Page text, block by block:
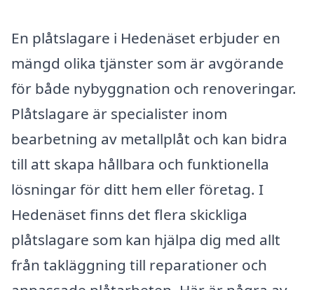
En plåtslagare i Hedenäset erbjuder en
mängd olika tjänster som är avgörande
för både nybyggnation och renoveringar.
Plåtslagare är specialister inom
bearbetning av metallplåt och kan bidra
till att skapa hållbara och funktionella
lösningar för ditt hem eller företag. I
Hedenäset finns det flera skickliga
plåtslagare som kan hjälpa dig med allt
från takläggning till reparationer och